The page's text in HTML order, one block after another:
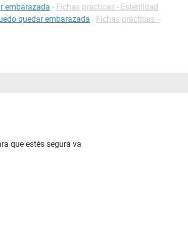
embarazada - Fichas prácticas - Esterilidad
quedar embarazada - Fichas prácticas -
que estés segura va